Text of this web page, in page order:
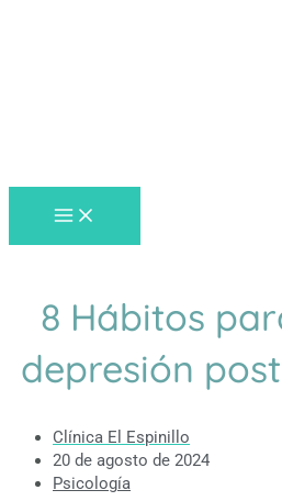
8 Hábitos
depresión
Clínica El Espinillo
20 de agosto de 2024
Psicología